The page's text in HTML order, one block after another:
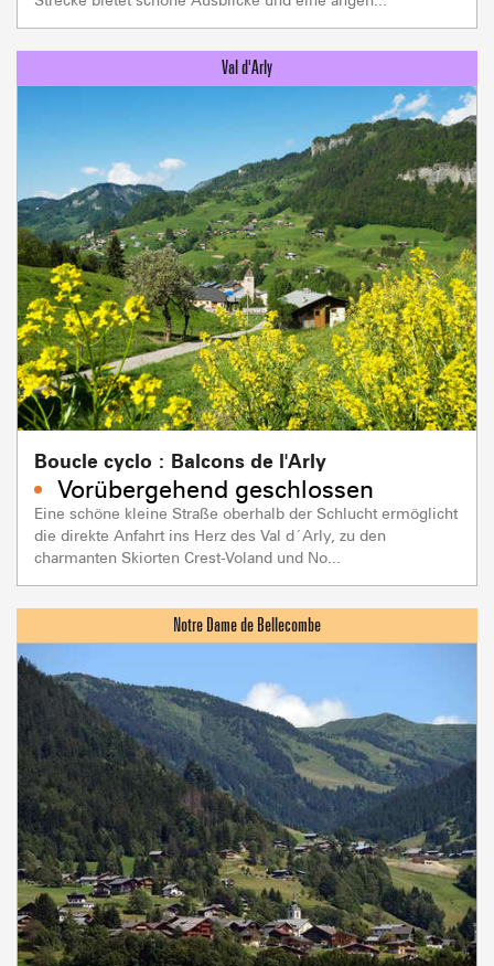
Boucle cyclo : Balcons de l'Arly
Vorübergehend geschlossen
Eine schöne kleine Straße oberhalb der Schlucht ermöglicht
die direkte Anfahrt ins Herz des Val d´Arly, zu den
charmanten Skiorten Crest-Voland und No...